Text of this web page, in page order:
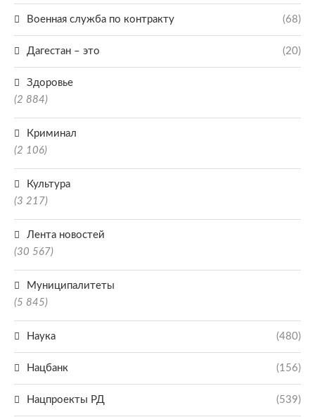
Военная служба по контракту (68)
Дагестан – это (20)
Здоровье
(2 884)
Криминал
(2 106)
Культура
(3 217)
Лента новостей
(30 567)
Муниципалитеты
(5 845)
Наука (480)
Нацбанк (156)
Нацпроекты РД (539)